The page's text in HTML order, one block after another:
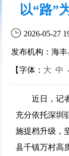
以“路”
2026-05-27
发布机构：海
【字体： 大 中
近日，记者
充分依托深圳
施提档升级，
县千镇万村高